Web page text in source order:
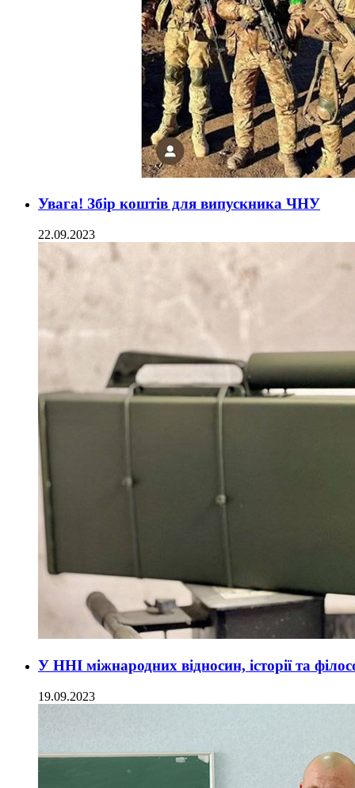
Увага! Збір коштів для випускника ЧНУ
22.09.2023
У ННІ міжнародних відносин, історії та
19.09.2023